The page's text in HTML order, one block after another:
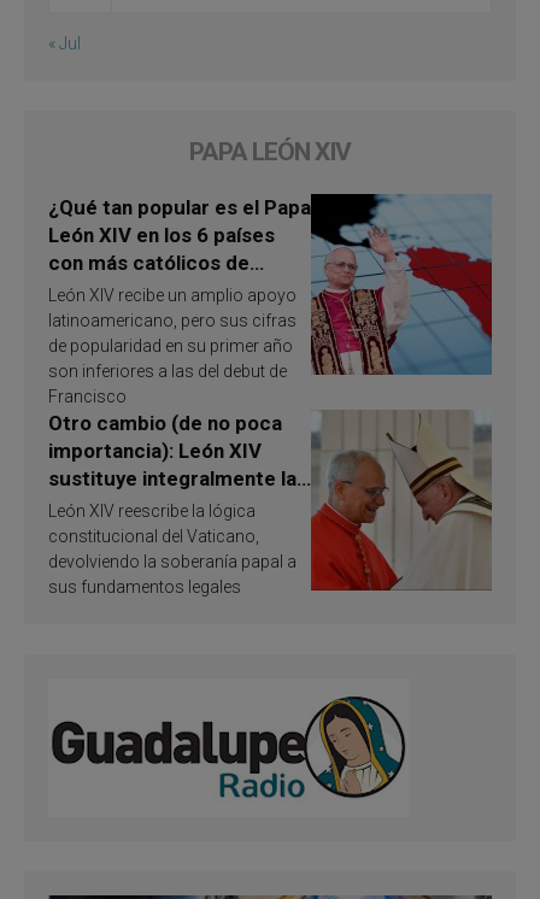
« Jul
PAPA LEÓN XIV
¿Qué tan popular es el Papa
León XIV en los 6 países
con más católicos de
América Latina en 2026?
Publican resultados de
investigación
León XIV recibe un amplio apoyo
latinoamericano, pero sus cifras
de popularidad en su primer año
son inferiores a las del debut de
Francisco
Otro cambio (de no poca
importancia): León XIV
sustituye integralmente la
ley vaticana de Papa
Francisco
León XIV reescribe la lógica
constitucional del Vaticano,
devolviendo la soberanía papal a
sus fundamentos legales